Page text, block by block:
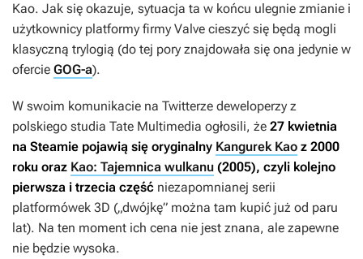
Kao. Jak się okazuje, sytuacja ta w końcu ulegnie zmianie i
użytkownicy platformy firmy Valve cieszyć się będą mogli
klasyczną trylogią (do tej pory znajdowała się ona jedynie w
ofercie GOG-a).
W swoim komunikacie na Twitterze deweloperzy z
polskiego studia Tate Multimedia ogłosili, że 27 kwietnia
na Steamie pojawią się oryginalny Kangurek Kao z 2000
roku oraz Kao: Tajemnica wulkanu (2005), czyli kolejno
pierwsza i trzecia część niezapomnianej serii
platformówek 3D („dwójkę” można tam kupić już od paru
lat). Na ten moment ich cena nie jest znana, ale zapewne
nie będzie wysoka.